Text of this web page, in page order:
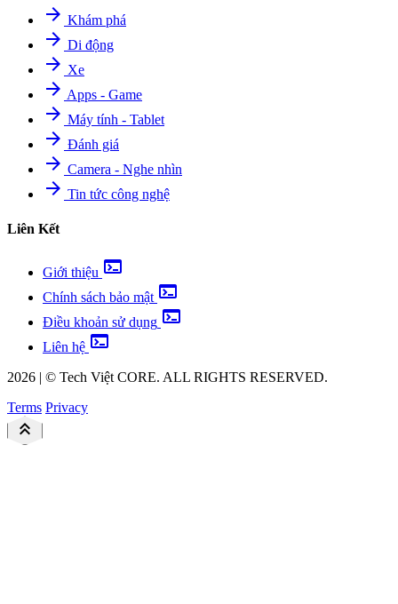
arrow_forward Khám phá
arrow_forward Di động
arrow_forward Xe
arrow_forward Apps - Game
arrow_forward Máy tính - Tablet
arrow_forward Đánh giá
arrow_forward Camera - Nghe nhìn
arrow_forward Tin tức công nghệ
Liên Kết
Giới thiệu terminal
Chính sách bảo mật terminal
Điều khoản sử dụng terminal
Liên hệ terminal
2026 | © Tech ViệtCORE. ALL RIGHTS RESERVED.
Terms Privacy
keyboard_double_arrow_up